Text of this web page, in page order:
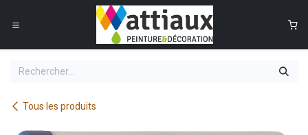
Se rendre au contenu
Tous les produits